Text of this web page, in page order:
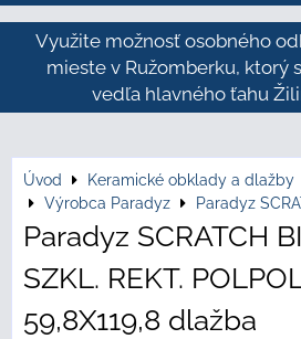
Využite možnosť osobného
mieste v Ružomberku, ktorý
vedľa hlavného ťahu
Úvod Keramické obklady a dlažby
Výrobca Paradyz
Paradyz
Paradyz SCRATCH
SZKL. REKT.
59,8X119,8 dlažba